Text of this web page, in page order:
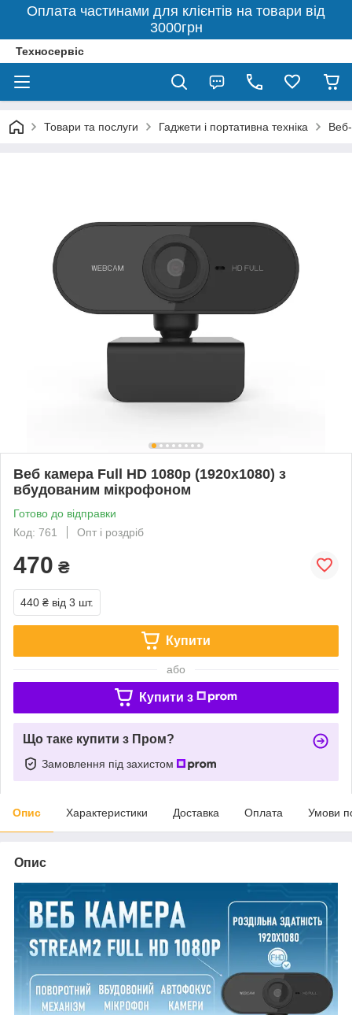
Оплата частинами для клієнтів на товари від
3000грн
Техносервіс
Товари та послуги Гаджети і портативна техніка
Веб камера Full HD 1080p (1920x1080) з
вбудованим мікрофоном
Готово до відправки
Код: 761
Опт і роздріб
470 ₴
440 ₴ від 3 шт.
Купити
або
Купити з
Що таке купити з Пром?
Замовлення під захистом
Опис Характеристики Доставка Оплата Умови
Опис